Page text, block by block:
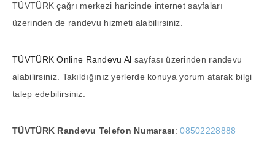
TÜVTÜRK çağrı merkezi haricinde internet sayfaları
üzerinden de randevu hizmeti alabilirsiniz.
TÜVTÜRK Online Randevu Al sayfası üzerinden randevu
alabilirsiniz. Takıldığınız yerlerde konuya yorum atarak bilgi
talep edebilirsiniz.
TÜVTÜRK Randevu Telefon Numarası:08502228888